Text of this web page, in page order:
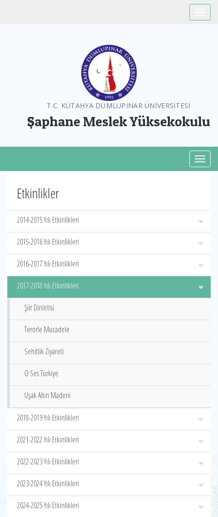
T.C. KÜTAHYA DUMLUPINAR ÜNİVERSİTESİ
Şaphane Meslek Yüksekokulu
Etkinlikler
2014-2015 Yılı Etkinlikleri
2015-2016 Yılı Etkinlikleri
2016-2017 Yılı Etkinlikleri
2017-2018 Yılı Etkinlikleri
Şiir Dinletisi
Terörle Mücadele
Sehitlik Ziyareti
O Ses Türkiye
Uşak Altın Madeni
2018-2019 Yılı Etkinlikleri
2021-2022 Yılı Etkinlikleri
2022-2023 Yılı Etkinlikleri
2023-2024 Yılı Etkinlikleri
2024-2025 Yılı Etkinlikleri